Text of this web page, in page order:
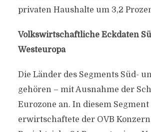
privaten Haushalte um 3,2
Volkswirtschaftliche Eckdaten
Westeuropa
Die Länder des Segments Süd-
gehören – mit Ausnahme der
Eurozone an. In diesem Segment
erwirtschaftete der OVB